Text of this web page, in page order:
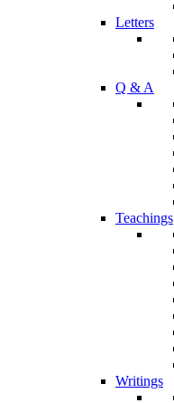
Letters
Q & A
Teachings
Writings